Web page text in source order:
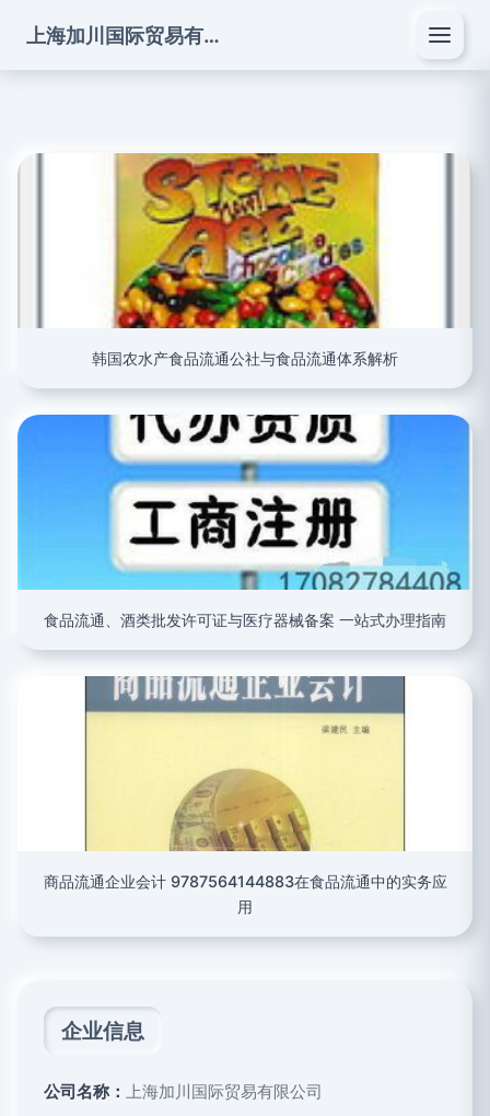
上海加川国际贸易有限公司
韩国农水产食品流通公社与食品流通体系解析
食品流通、酒类批发许可证与医疗器械备案 一站式办理指南
商品流通企业会计 9787564144883在食品流通中的实务应
用
企业信息
公司名称： 上海加川国际贸易有限公司